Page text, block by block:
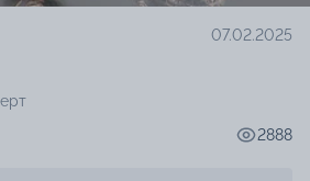
07.02.2025
2888